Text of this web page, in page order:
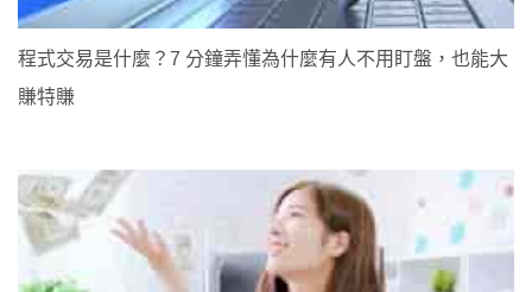
程式交易是什麼？7 分鐘弄懂為什麼有人不用盯盤，也能大
賺特賺